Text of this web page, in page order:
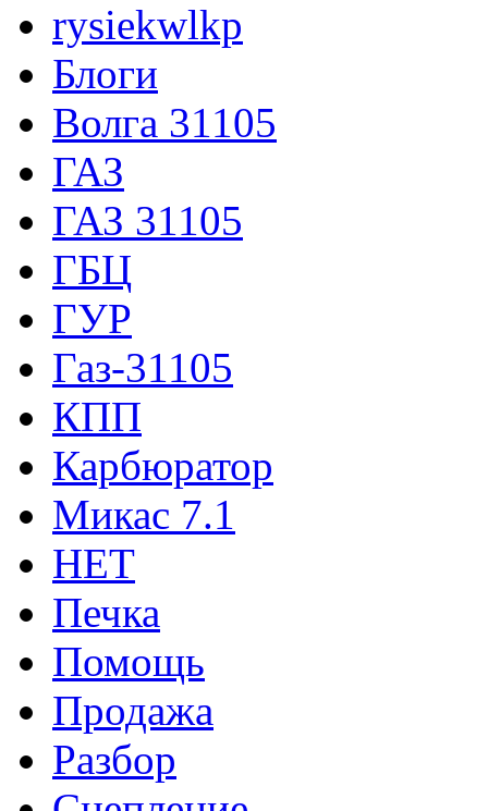
rysiekwlkp
Блоги
Волга 31105
ГАЗ
ГАЗ 31105
ГБЦ
ГУР
Газ-31105
КПП
Карбюратор
Микас 7.1
НЕТ
Печка
Помощь
Продажа
Разбор